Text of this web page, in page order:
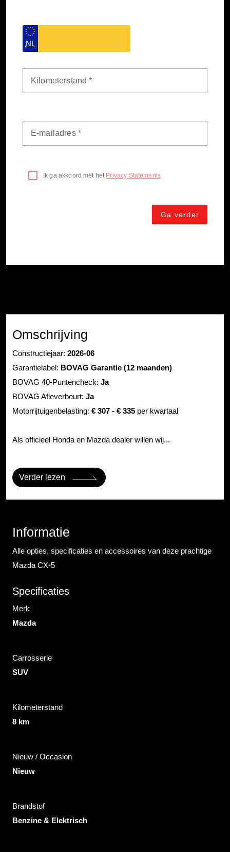
Omschrijving
Constructiejaar: 2026-06
Garantielabel: BOVAG Garantie (12 maanden)
BOVAG 40-Puntencheck: Ja
BOVAG Afleverbeurt: Ja
Motorrijtuigenbelasting: € 307 - € 335 per kwartaal
Als officieel Honda en Mazda dealer willen wij...
Verder lezen
Informatie
Alle opties, specificaties en accessoires van deze prachtige
Mazda CX-5
Specificaties
Merk
Mazda
Carrosserie
SUV
Kilometerstand
8 km
Nieuw / Occasion
Nieuw
Brandstof
Benzine & Elektrisch